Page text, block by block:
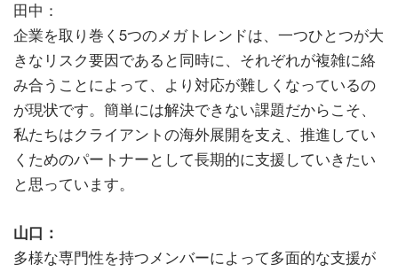
田中：
企業を取り巻く5つのメガトレンドは、一つひとつが大
きなリスク要因であると同時に、それぞれが複雑に絡
み合うことによって、より対応が難しくなっているの
が現状です。簡単には解決できない課題だからこそ、
私たちはクライアントの海外展開を支え、推進してい
くためのパートナーとして長期的に支援していきたい
と思っています。
山口：
多様な専門性を持つメンバーによって多面的な支援が